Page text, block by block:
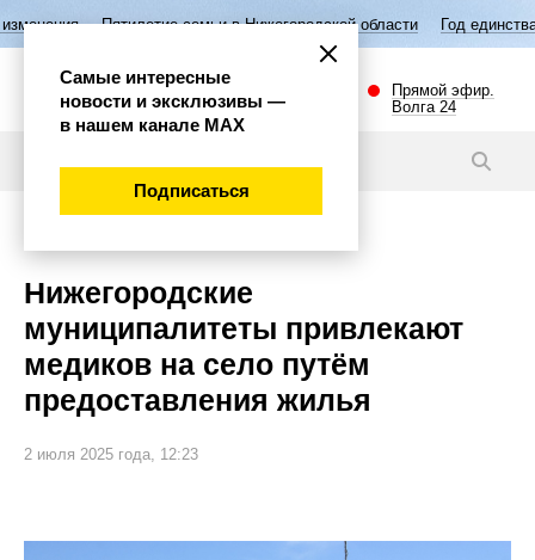
семьи в Нижегородской области Год единства народов России
Прямой эфир.
Волга 24
Нижегородские
муниципалитеты привлекают
медиков на село путём
предоставления жилья
2 июля 2025 года, 12:23
Самые интересные
новости и эксклюзивы —
в нашем канале МАХ
Подписаться